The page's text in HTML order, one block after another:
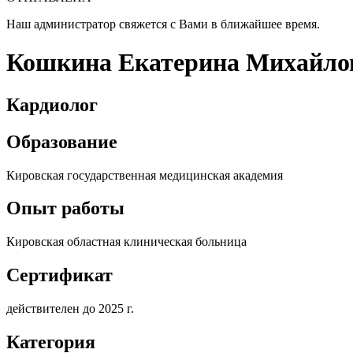
Наш администратор свяжется с Вами в ближайшее время.
Кошкина Екатерина
Кардиолог
Образование
Кировская государственная медицинская академия
Опыт работы
Кировская областная клиническая больница
Сертификат
действителен до 2025 г.
Категория